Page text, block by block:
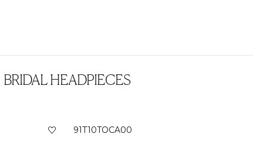
BRIDAL HEADPIECES
91T10TOCA00